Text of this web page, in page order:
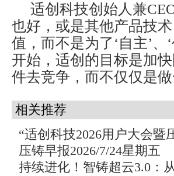
适创科技创始人兼
也好，或是其他产品技
值，而不是为了‘自主’
开始，适创的目标是加
件去竞争，而不仅仅是
相关推荐
“适创科技2026用户大会暨
压铸早报2026/7/24星期五
持续进化！智铸超云3.0：